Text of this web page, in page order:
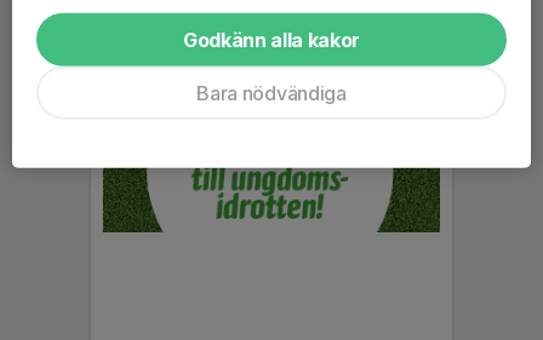
Godkänn alla kakor
Bara nödvändiga